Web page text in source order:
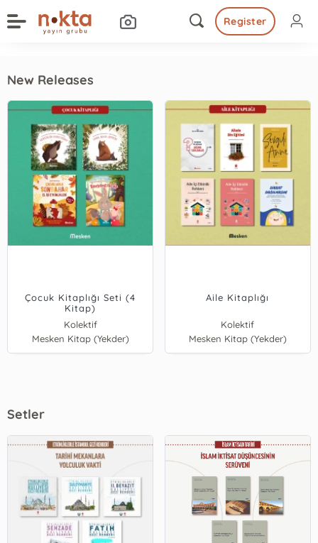
Register
New Releases
Çocuk Kitaplığı Seti (4
Kitap)
Kolektif
Mesken Kitap (Yekder)
Aile Kitaplığı
Kolektif
Mesken Kitap (Yekder)
Setler